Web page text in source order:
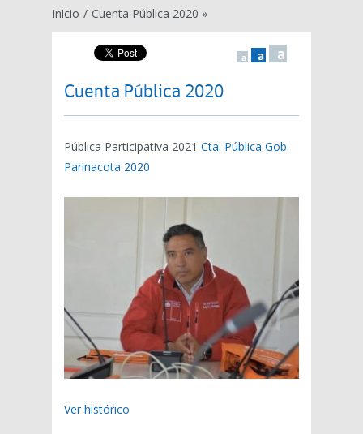
Inicio / Cuenta Pública 2020 »
a a a
Cuenta Pública 2020
Pública Participativa 2021 Cta. Pública Gob.
Parinacota 2020
Ver histórico